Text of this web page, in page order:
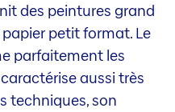
des peintures grand
petit format. Le
parfaitement les
aussi très
techniques, son